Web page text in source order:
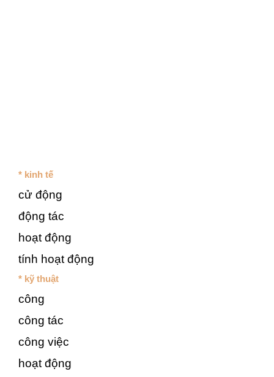
* kinh tế
cử động
động tác
hoạt động
tính hoạt động
* kỹ thuật
công
công tác
công việc
hoạt động